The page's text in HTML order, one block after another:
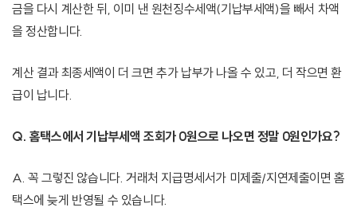
금을 다시 계산한 뒤, 이미 낸 원천징수세액(기납부세액)을 빼서 차액
을 정산합니다.
계산 결과 최종세액이 더 크면 추가 납부가 나올 수 있고, 더 작으면 환
급이 납니다.
Q. 홈택스에서 기납부세액 조회가 0원으로 나오면 정말 0원인가요?
A. 꼭 그렇진 않습니다. 거래처 지급명세서가 미제출/지연제출이면 홈
택스에 늦게 반영될 수 있습니다.